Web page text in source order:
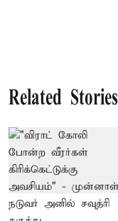
Related Stories